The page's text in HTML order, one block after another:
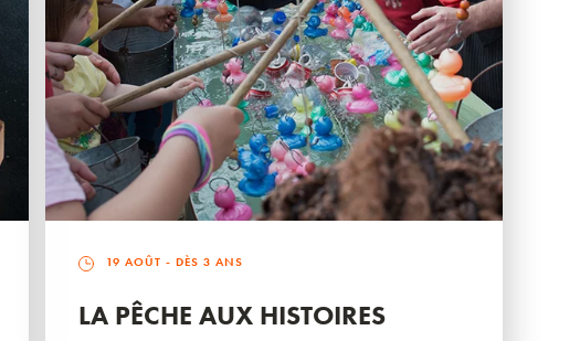
19 AOÛT - DÈS 3 ANS
LA PÊCHE AUX HISTOIRES